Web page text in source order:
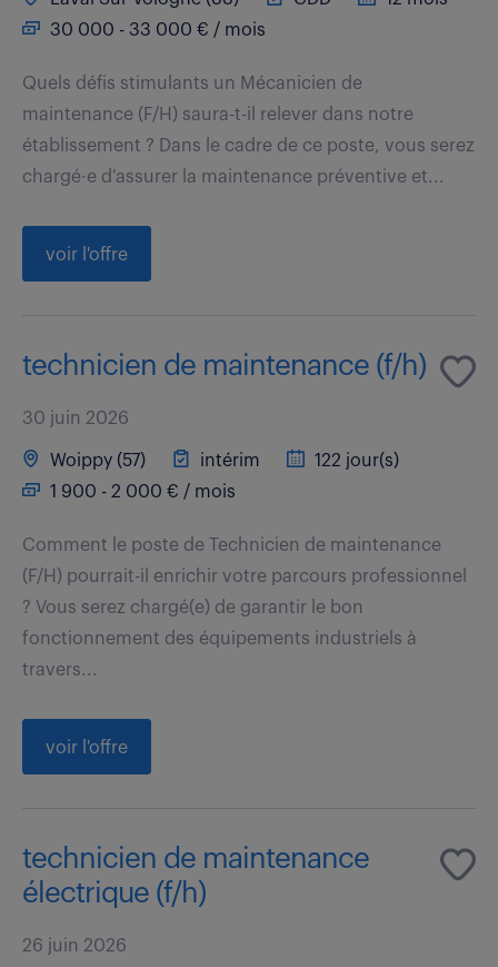
30 000 - 33 000 € / mois
Quels défis stimulants un Mécanicien de
maintenance (F/H) saura-t-il relever dans notre
établissement ? Dans le cadre de ce poste, vous serez
chargé·e d'assurer la maintenance préventive et...
voir l'offre
technicien de maintenance (f/h)
30 juin 2026
Woippy (57) intérim
122 jour(s)
1 900 - 2 000 € / mois
Comment le poste de Technicien de maintenance
(F/H) pourrait-il enrichir votre parcours professionnel
? Vous serez chargé(e) de garantir le bon
fonctionnement des équipements industriels à
travers...
voir l'offre
technicien de maintenance
électrique (f/h)
26 juin 2026